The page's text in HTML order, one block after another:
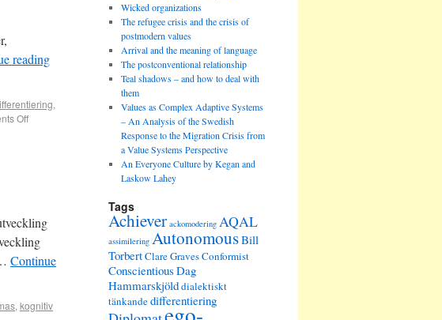
reading
,
Off
Continue
, kognitiv
Wicked organizations
The refugee crisis and the crisis of
postmodern values
Arrival and the meaning of language
The postconventional relationship
Teal shadows – and how to deal with
them
Values as Complex Adaptive Systems
– An Analysis of the Swedish
Response to the Migration Crisis from
a Value Systems Perspective
An Everyone Culture by Kegan and
Laskow Lahey
Tags
Achiever ackomodering AQAL
assimilering AutonomousBill
TorbertClare GravesConformist
ConscientiousDag
Hammarskjölddialektiskt
tänkandedifferentiering